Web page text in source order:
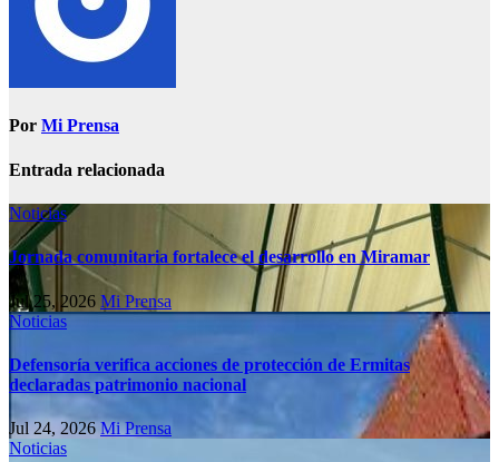
Por Mi Prensa
Entrada relacionada
Noticias
Jornada comunitaria fortalece el desarrollo en Miramar
Jul 25, 2026 Mi Prensa
Noticias
Defensoría verifica acciones de protección de Ermitas
declaradas patrimonio nacional
Jul 24, 2026Mi Prensa
Noticias